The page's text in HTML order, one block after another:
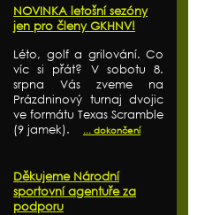
NOVINKA letošní sezóny
jen pro členy GKHNV!
Léto, golf a grilování. Co
víc si přát? V sobotu 8.
srpna Vás zveme na
Prázdninový turnaj dvojic
ve formátu Texas Scramble
(9 jamek).
... dokončení
Děkujeme Národní
sportovní agentuře za
podporu